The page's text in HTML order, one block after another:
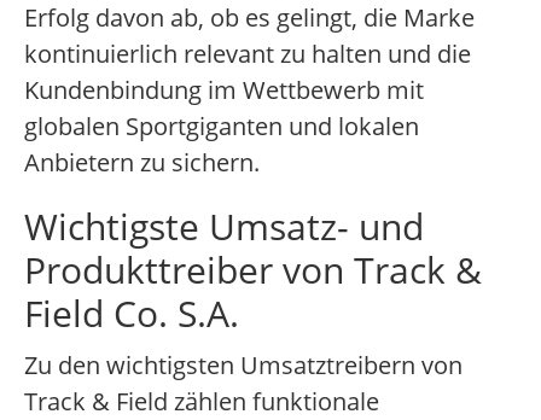
Erfolg davon ab, ob es gelingt, die Marke
kontinuierlich relevant zu halten und die
Kundenbindung im Wettbewerb mit
globalen Sportgiganten und lokalen
Anbietern zu sichern.
Wichtigste Umsatz- und
Produkttreiber von Track &
Field Co. S.A.
Zu den wichtigsten Umsatztreibern von
Track & Field zählen funktionale